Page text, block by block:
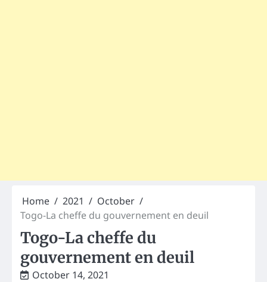
Home 2021
October
Togo-La cheffe du gouvernement en deuil
Togo-La cheffe du
gouvernement en deuil
October 14, 2021